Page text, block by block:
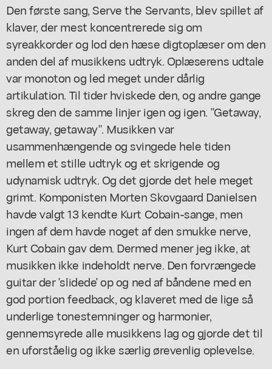
Den første sang,Serve the Servants, blev spillet af
klaver, der mest koncentrerede sig om
syreakkorder og lod den hæse digtoplæser om den
anden del af musikkens udtryk. Oplæserens udtale
var monoton og led meget under dårlig
artikulation. Til tider hviskede den, og andre gange
skreg den de samme linjer igen og igen. "Getaway,
getaway, getaway". Musikken var
usammenhængende og svingede hele tiden
mellem et stille udtryk og et skrigende og
udynamisk udtryk. Og det gjorde det hele meget
grimt. Komponisten Morten Skovgaard Danielsen
havde valgt 13 kendte Kurt Cobain-sange, men
ingen af dem havde noget af den smukke nerve,
Kurt Cobain gav dem. Dermed mener jeg ikke, at
musikken ikke indeholdt nerve. Den forvrængede
guitar der 'slidede' op og ned af båndene med en
god portion feedback, og klaveret med de lige så
underlige tonestemninger og harmonier,
gennemsyrede alle musikkens lag og gjorde det til
en uforståelig og ikke særlig ørevenlig oplevelse.